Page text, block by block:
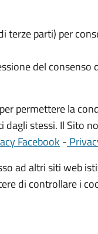
terze parti) per
del
permettere la
stessi. Il Sito
Facebook -
ad altri siti web
di controllare i